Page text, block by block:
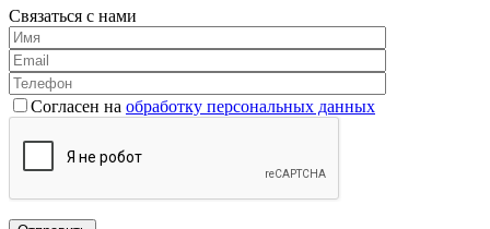
Связаться с нами
Согласен на обработку персональных данных